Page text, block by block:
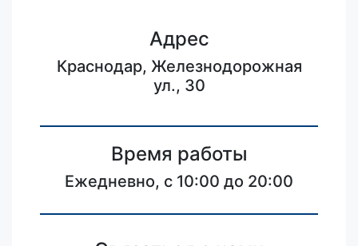
Адрес
Краснодар, Железнодорожная
ул., 30
Время работы
Ежедневно, с 10:00 до 20:00